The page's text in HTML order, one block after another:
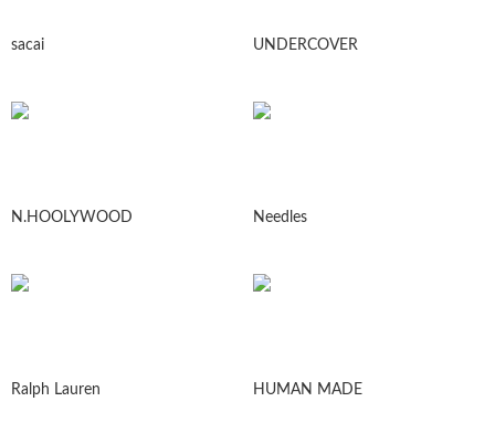
sacai UNDERCOVER
N.HOOLYWOOD Needles
Ralph Lauren HUMAN MADE